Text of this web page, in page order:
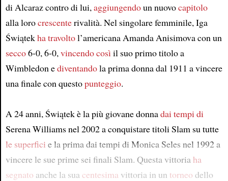
di Alcaraz contro di lui, aggiungendoun nuovocapitolo
alla lorocrescenterivalità. Nel singolare femminile, Iga
Świątekha travoltol’americana Amanda Anisimova con un
secco6-0, 6-0, vincendo così il suo primo titolo a
Wimbledon ediventandola prima donna dal 1911 a vincere
una finale con questopunteggio.
A 24 anni, Świątek è la più giovane donnadai tempi di
Serena Williams nel 2002 a conquistare titoli Slam su tutte
le superfici e la prima dai tempi di Monica Seles nel 1992 a
vincere le sue prime sei finali Slam. Questa vittoria ha
segnato anche la sua centesima vittoria in un torneo dello